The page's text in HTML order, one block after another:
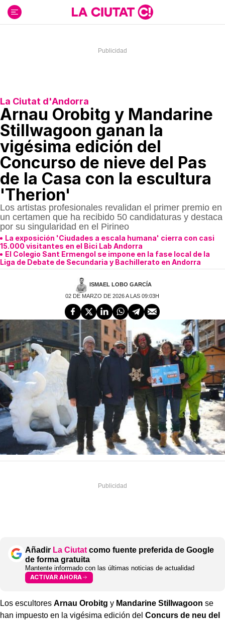
contenido
La Ciutat d'Andorra
Arnau Orobitg y Mandarine
Stillwagoon ganan la
vigésima edición del
Concurso de nieve del Pas
de la Casa con la escultura
'Therion'
Los artistas profesionales revalidan el primer premio en
un certamen que ha recibido 50 candidaturas y destaca
por su singularidad en el Pirineo
La exposición 'Ciudades a escala humana' cierra con casi
15.000 visitantes en el Bici Lab Andorra
El Colegio Sant Ermengol se impone en la fase local de la
Liga de Debate de Secundaria y Bachillerato en Andorra
ISMAEL LOBO GARCÍA
02 DE MARZO DE 2026 A LAS 09:03H
Añadir La Ciutat como fuente preferida de Google
de forma gratuita
Mantente informado con las últimas noticias de actualidad
ACTIVAR AHORA
Los escultores Arnau Orobitg y Mandarine Stillwagoon se
han impuesto en la vigésima edición del Concurs de neu del